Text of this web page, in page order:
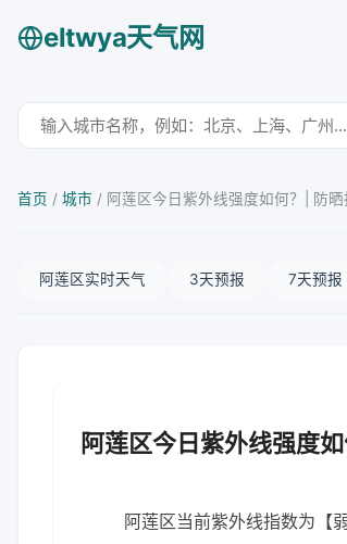
eltwya天气网
首页 / 城市 / 阿莲区今日紫外线强度如何？| 防
阿莲区实时天气 3天预报 7天预报
阿莲区今日紫外线强度
阿莲区当前紫外线指数为【弱